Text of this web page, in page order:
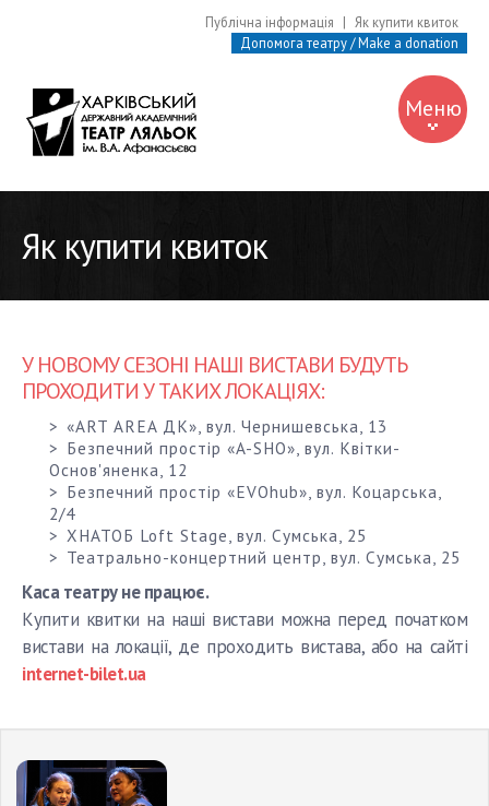
Публічна інформація |
Як купити квиток
Допомога театру / Make a donation
Меню
Музей
Бібліотека
Як купити квиток
У НОВОМУ СЕЗОНІ НАШІ ВИСТАВИ БУДУТЬ
ПРОХОДИТИ У ТАКИХ ЛОКАЦІЯХ:
«ART AREA ДК», вул. Чернишевська, 13
Безпечний простір «A-SHO», вул. Квітки-
Основ'яненка, 12
Безпечний простір «EVOhub», вул. Коцарська,
2/4
ХНАТОБ Loft Stage, вул. Сумська, 25
Театрально-концертний центр, вул. Сумська, 25
Каса театру не працює.
Купити квитки на наші вистави можна перед початком
вистави на локації, де проходить вистава, або на сайті
internet-bilet.ua